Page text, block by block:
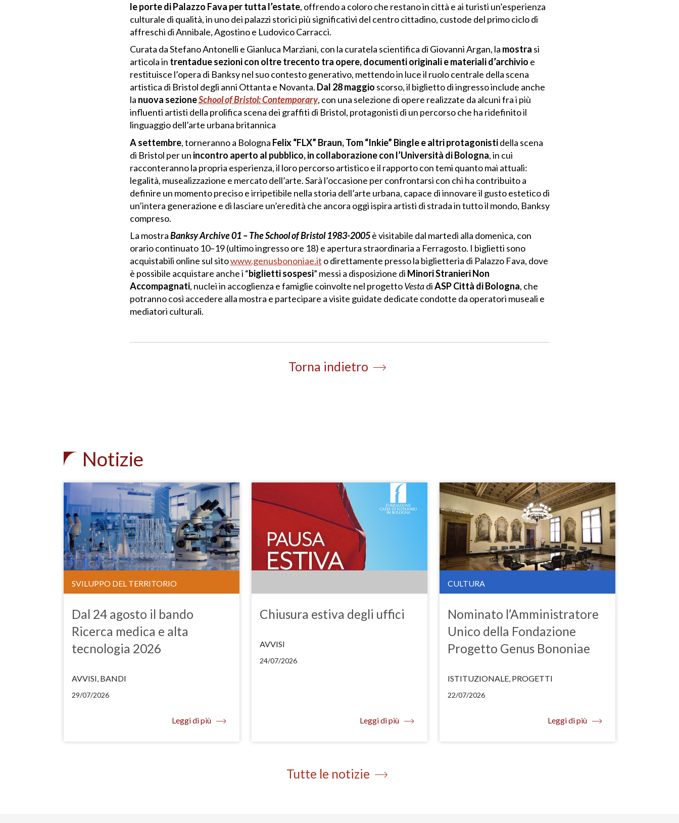
le porte di Palazzo Fava per tutta l’estate, offrendo a coloro che restano in città e ai turisti un’esperienza
culturale di qualità, in uno dei palazzi storici più significativi del centro cittadino, custode del primo ciclo di
affreschi di Annibale, Agostino e Ludovico Carracci.
Curata da Stefano Antonelli e Gianluca Marziani, con la curatela scientifica di Giovanni Argan, la mostra si
articola in trentadue sezioni con oltre trecento tra opere, documenti originali e materiali d’archivio e
restituisce l’opera di Banksy nel suo contesto generativo, mettendo in luce il ruolo centrale della scena
artistica di Bristol degli anni Ottanta e Novanta. Dal 28 maggio scorso, il biglietto di ingresso include anche
la nuova sezioneSchool of Bristol: Contemporary, con una selezione di opere realizzate da alcuni fra i più
influenti artisti della prolifica scena dei graffiti di Bristol, protagonisti di un percorso che ha ridefinito il
linguaggio dell’arte urbana britannica
A settembre, torneranno a Bologna Felix “FLX” Braun, Tom “Inkie” Bingle e altri protagonistidella scena
di Bristol per un incontro aperto al pubblico, in collaborazione con l’Università di Bologna, in cui
racconteranno la propria esperienza, il loro percorso artistico e il rapporto con temi quanto mai attuali:
legalità, musealizzazione e mercato dell’arte. Sarà l’occasione per confrontarsi con chi ha contribuito a
definire un momento preciso e irripetibile nella storia dell’arte urbana, capace di innovare il gusto estetico di
un’intera generazione e di lasciare un’eredità che ancora oggi ispira artisti di strada in tutto il mondo, Banksy
compreso.
La mostraBanksy Archive 01 – The School of Bristol 1983-2005 è visitabile dal martedì alla domenica, con
orario continuato 10–19 (ultimo ingresso ore 18) e apertura straordinaria a Ferragosto. I biglietti sono
acquistabili online sul sitowww.genusbononiae.it o direttamente presso la biglietteria di Palazzo Fava, dove
è possibile acquistare anche i “biglietti sospesi” messi a disposizione di Minori Stranieri Non
Accompagnati, nuclei in accoglienza e famiglie coinvolte nel progettoVestadiASP Città di Bologna, che
potranno così accedere alla mostra e partecipare a visite guidate dedicate condotte da operatori museali e
mediatori culturali.
Torna indietro
Notizie
SVILUPPO DEL TERRITORIO
Dal 24 agosto il bando
Ricerca medica e alta
tecnologia 2026
AVVISI, BANDI
29/07/2026
Leggi di più
Chiusura estiva degli uffici
AVVISI
24/07/2026
Leggi di più
CULTURA
Nominato l’Amministratore
Unico della Fondazione
Progetto Genus Bononiae
ISTITUZIONALE, PROGETTI
22/07/2026
Leggi di più
Tutte le notizie